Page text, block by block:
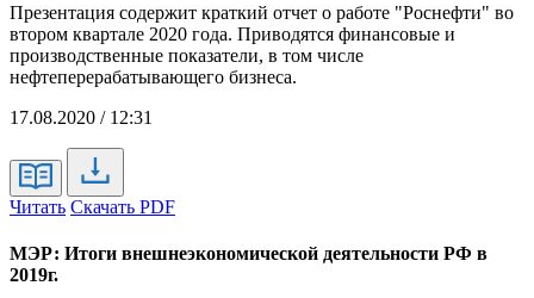
Презентация содержит краткий отчет о работе "Роснефти" во
втором квартале 2020 года. Приводятся финансовые и
производственные показатели, в том числе
нефтеперерабатывающего бизнеса.
17.08.2020 / 12:31
Читать Скачать PDF
МЭР: Итоги внешнеэкономической деятельности РФ в
2019г.